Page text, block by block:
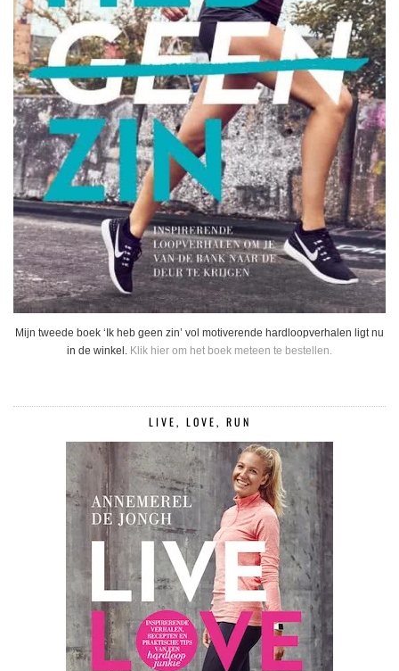
Mijn tweede boek ‘Ik heb geen zin’ vol motiverende hardloopverhalen ligt nu
in de winkel. Klik hier om het boek meteen te bestellen.
LIVE, LOVE, RUN